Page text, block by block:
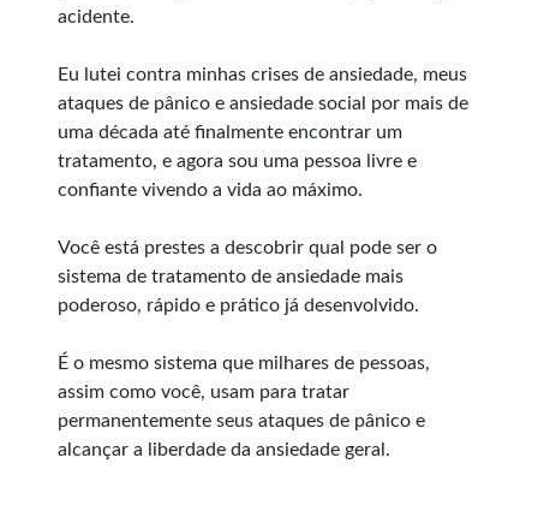
acidente.
Eu lutei contra minhas crises de ansiedade, meus
ataques de pânico e ansiedade social por mais de
uma década até finalmente encontrar um
tratamento, e agora sou uma pessoa livre e
confiante vivendo a vida ao máximo.
Você está prestes a descobrir qual pode ser o
sistema de tratamento de ansiedade mais
poderoso, rápido e prático já desenvolvido.
É o mesmo sistema que milhares de pessoas,
assim como você, usam para tratar
permanentemente seus ataques de pânico e
alcançar a liberdade da ansiedade geral.